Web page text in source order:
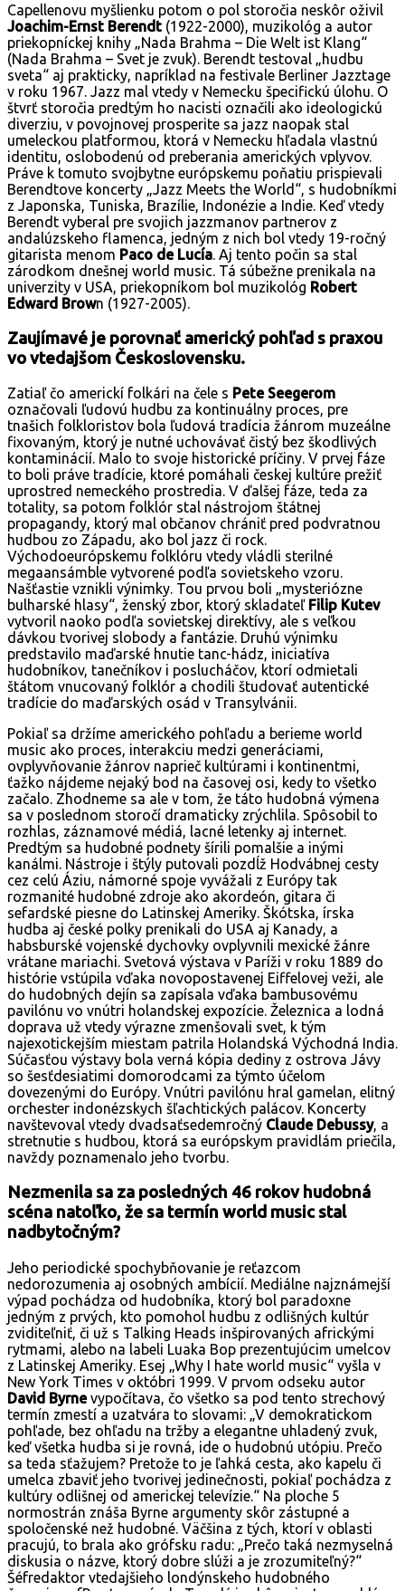
Capellenovu myšlienku potom o pol storočia neskôr oživil
Joachim-Ernst Berendt (1922-2000), muzikológ a autor
priekopníckej knihy „Nada Brahma – Die Welt ist Klang“
(Nada Brahma – Svet je zvuk). Berendt testoval „hudbu
sveta“ aj prakticky, napríklad na festivale Berliner Jazztage
v roku 1967. Jazz mal vtedy v Nemecku špecifickú úlohu. O
štvrť storočia predtým ho nacisti označili ako ideologickú
diverziu, v povojnovej prosperite sa jazz naopak stal
umeleckou platformou, ktorá v Nemecku hľadala vlastnú
identitu, oslobodenú od preberania amerických vplyvov.
Práve k tomuto svojbytne európskemu poňatiu prispievali
Berendtove koncerty „Jazz Meets the World“, s hudobníkmi
z Japonska, Tuniska, Brazílie, Indonézie a Indie. Keď vtedy
Berendt vyberal pre svojich jazzmanov partnerov z
andalúzskeho flamenca, jedným z nich bol vtedy 19-ročný
gitarista menom Paco de Lucía. Aj tento počin sa stal
zárodkom dnešnej world music. Tá súbežne prenikala na
univerzity v USA, priekopníkom bol muzikológ Robert
Edward Brown (1927-2005).
Zaujímavé je porovnať americký pohľad s praxou
vo vtedajšom Československu.
Zatiaľ čo americkí folkári na čele s Pete Seegerom
označovali ľudovú hudbu za kontinuálny proces, pre
tnašich folkloristov bola ľudová tradícia žánrom muzeálne
fixovaným, ktorý je nutné uchovávať čistý bez škodlivých
kontaminácií. Malo to svoje historické príčiny. V prvej fáze
to boli práve tradície, ktoré pomáhali českej kultúre prežiť
uprostred nemeckého prostredia. V ďalšej fáze, teda za
totality, sa potom folklór stal nástrojom štátnej
propagandy, ktorý mal občanov chrániť pred podvratnou
hudbou zo Západu, ako bol jazz či rock.
Východoeurópskemu folklóru vtedy vládli sterilné
megaansámble vytvorené podľa sovietskeho vzoru.
Našťastie vznikli výnimky. Tou prvou boli „mysteriózne
bulharské hlasy“, ženský zbor, ktorý skladateľ Filip Kutev
vytvoril naoko podľa sovietskej direktívy, ale s veľkou
dávkou tvorivej slobody a fantázie. Druhú výnimku
predstavilo maďarské hnutie tanc-hádz, iniciatíva
hudobníkov, tanečníkov i poslucháčov, ktorí odmietali
štátom vnucovaný folklór a chodili študovať autentické
tradície do maďarských osád v Transylvánii.
Pokiaľ sa držíme amerického pohľadu a berieme world
music ako proces, interakciu medzi generáciami,
ovplyvňovanie žánrov naprieč kultúrami i kontinentmi,
ťažko nájdeme nejaký bod na časovej osi, kedy to všetko
začalo. Zhodneme sa ale v tom, že táto hudobná výmena
sa v poslednom storočí dramaticky zrýchlila. Spôsobil to
rozhlas, záznamové médiá, lacné letenky aj internet.
Predtým sa hudobné podnety šírili pomalšie a inými
kanálmi. Nástroje i štýly putovali pozdĺž Hodvábnej cesty
cez celú Áziu, námorné spoje vyvážali z Európy tak
rozmanité hudobné zdroje ako akordeón, gitara či
sefardské piesne do Latinskej Ameriky. Škótska, írska
hudba aj české polky prenikali do USA aj Kanady, a
habsburské vojenské dychovky ovplyvnili mexické žánre
vrátane mariachi. Svetová výstava v Paríži v roku 1889 do
histórie vstúpila vďaka novopostavenej Eiffelovej veži, ale
do hudobných dejín sa zapísala vďaka bambusovému
pavilónu vo vnútri holandskej expozície. Železnica a lodná
doprava už vtedy výrazne zmenšovali svet, k tým
najexotickejším miestam patrila Holandská Východná India.
Súčasťou výstavy bola verná kópia dediny z ostrova Jávy
so šesťdesiatimi domorodcami za týmto účelom
dovezenými do Európy. Vnútri pavilónu hral gamelan, elitný
orchester indonézskych šľachtických palácov. Koncerty
navštevoval vtedy dvadsaťsedemročný Claude Debussy, a
stretnutie s hudbou, ktorá sa európskym pravidlám priečila,
navždy poznamenalo jeho tvorbu.
Nezmenila sa za posledných 46 rokov hudobná
scéna natoľko, že sa termín world music stal
nadbytočným?
Jeho periodické spochybňovanie je reťazcom
nedorozumenia aj osobných ambícií. Mediálne najznámejší
výpad pochádza od hudobníka, ktorý bol paradoxne
jedným z prvých, kto pomohol hudbu z odlišných kultúr
zviditeľniť, či už s Talking Heads inšpirovaných africkými
rytmami, alebo na labeli Luaka Bop prezentujúcim umelcov
z Latinskej Ameriky. Esej „Why I hate world music“ vyšla v
New York Times v októbri 1999. V prvom odseku autor
David Byrnevypočítava, čo všetko sa pod tento strechový
termín zmestí a uzatvára to slovami: „V demokratickom
pohľade, bez ohľadu na tržby a elegantne uhladený zvuk,
keď všetka hudba si je rovná, ide o hudobnú utópiu. Prečo
sa teda sťažujem? Pretože to je ľahká cesta, ako kapelu či
umelca zbaviť jeho tvorivej jedinečnosti, pokiaľ pochádza z
kultúry odlišnej od americkej televízie.“ Na ploche 5
normostrán znáša Byrne argumenty skôr zástupné a
spoločenské než hudobné. Väčšina z tých, ktorí v oblasti
pracujú, to brala ako grófsku radu: „Prečo taká nezmyselná
diskusia o názve, ktorý dobre slúži a je zrozumiteľný?“
Šéfredaktor vtedajšieho londýnskeho hudobného